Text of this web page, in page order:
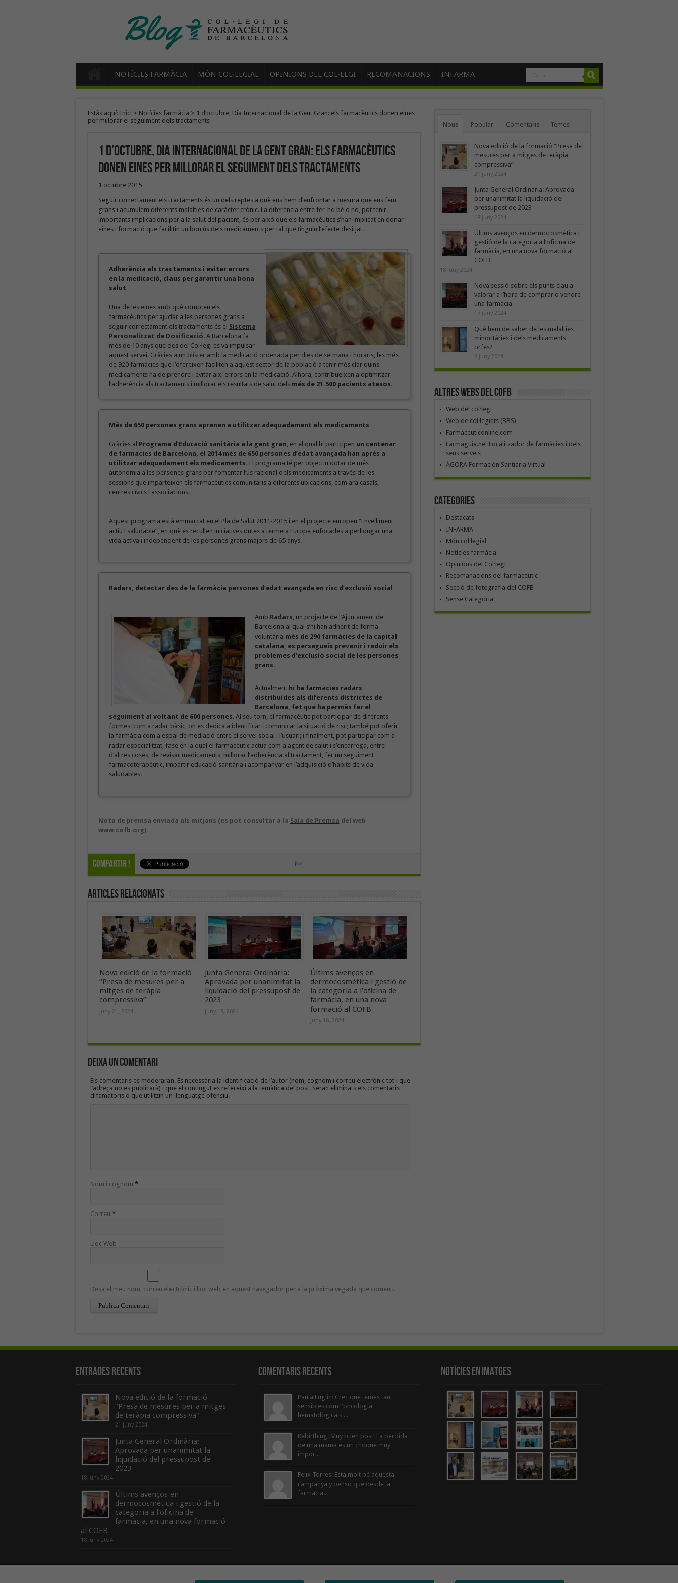
NOTÍCIES FARMÀCIA MÓN COL·LEGIAL OPINIONS DEL COL·LEGI RECOMANACIONS INFARMA
Estàs aquí: Inici > Notícies farmàcia > 1 d’octubre, Dia Internacional de la Gent Gran: els farmacèutics donen eines
per millorar el seguiment dels tractaments
1 d’octubre, Dia Internacional de la Gent Gran: els farmacèutics
donen eines per millorar el seguiment dels tractaments
1 octubre 2015
Seguir correctament els tractaments és un dels reptes a què ens hem d’enfrontar a mesura que ens fem
grans i acumulem diferents malalties de caràcter crònic. La diferència entre fer-ho bé o no, pot tenir
importants implicacions per a la salut del pacient, és per això que els farmacèutics s’han implicat en donar
eines i formació que facilitin un bon ús dels medicaments per tal que tinguin l’efecte desitjat.
Adherència als tractaments i evitar errors
en la medicació, claus per garantir una bona
salut
Una de les eines amb què compten els
farmacèutics per ajudar a les persones grans a
seguir correctament els tractaments és el Sistema
Personalitzat de Dosificació. A Barcelona fa
més de 10 anys que des del Col·legi es va impulsar
aquest servei. Gràcies a un blíster amb la medicació ordenada per dies de setmana i horaris, les més
de 920 farmàcies que l’ofereixen faciliten a aquest sector de la població a tenir més clar quins
medicaments ha de prendre i evitar així errors en la medicació. Alhora, contribueixen a optimitzar
l’adherència als tractaments i millorar els resultats de salut delsmés de 21.500 pacients atesos.
Més de 650 persones grans aprenen a utilitzar adequadament els medicaments
Gràcies al Programa d’Educació sanitària a la gent gran, en el qual hi participen un centenar
de farmàcies de Barcelona, el 2014 més de 650 persones d’edat avançada han après a
utilitzar adequadament els medicaments. El programa té per objectiu dotar de més
autonomia a les persones grans per fomentar l’ús racional dels medicaments a través de les
sessions que imparteixen els farmacèutics comunitaris a diferents ubicacions, com ara casals,
centres cívics i associacions.
Aquest programa està emmarcat en el Pla de Salut 2011-2015 i en el projecte europeu “Envelliment
actiu i saludable”, en què es recullen iniciatives dutes a terme a Europa enfocades a perllongar una
vida activa i independent de les persones grans majors de 65 anys.
Radars, detectar des de la farmàcia persones d’edat avançada en risc d’exclusió social
Amb Radars, un projecte de l’Ajuntament de
Barcelona al qual s’hi han adherit de forma
voluntària més de 290 farmàcies de la capital
catalana, es persegueix prevenir i reduir els
problemes d’exclusió social de les persones
grans.
Actualment hi ha farmàcies radars
distribuïdes als diferents districtes de
Barcelona, fet que ha permès fer el
seguiment al voltant de 600 persones. Al seu torn, el farmacèutic pot participar de diferents
formes: com a radar bàsic, on es dedica a identificar i comunicar la situació de risc; també pot oferir
la farmàcia com a espai de mediació entre el servei social i l’usuari; i finalment, pot participar com a
radar especialitzat, fase en la qual el farmacèutic actua com a agent de salut i s’encarrega, entre
d’altres coses, de revisar medicaments, millorar l’adherència al tractament, fer un seguiment
farmacoterapèutic, impartir educació sanitària i acompanyar en l’adquisició d’hàbits de vida
saludables.
Nota de premsa enviada als mitjans (es pot consultar a la Sala de Premsa del web
www.cofb.org).
Compartir !
Articles Relacionats
Nova edició de la formació
“Presa de mesures per a
mitges de teràpia
compressiva”
juny 21, 2024
Junta General Ordinària:
Aprovada per unanimitat la
liquidació del pressupost de
2023
juny 18, 2024
Últims avenços en
dermocosmètica i gestió de
la categoria a l’oficina de
farmàcia, en una nova
formació al COFB
juny 18, 2024
Deixa un Comentari
Els comentaris es moderaran. És necessària la identificació de l’autor (nom, cognom i correu electrònic tot i que
l’adreça no es publicarà) i que el contingut es refereixi a la temàtica del post. Seran eliminats els comentaris
difamatoris o que utilitzin un llenguatge ofensiu.
Nom i cognom *
Correu *
Lloc Web
Desa el meu nom, correu electrònic i lloc web en aquest navegador per a la pròxima vegada que comenti.
Nous Popular Comentaris Temes
Nova edició de la formació “Presa de
mesures per a mitges de teràpia
compressiva”
21 juny 2024
Junta General Ordinària: Aprovada
per unanimitat la liquidació del
pressupost de 2023
18 juny 2024
Últims avenços en dermocosmètica i
gestió de la categoria a l’oficina de
farmàcia, en una nova formació al
COFB
18 juny 2024
Nova sessió sobre els punts clau a
valorar a l’hora de comprar o vendre
una farmàcia
17 juny 2024
Què hem de saber de les malalties
minoritàries i dels medicaments
orfes?
3 juny 2024
Altres webs del COFB
Web del col·legi
Web de col·legiats (BBS)
Farmaceuticonline.com
Farmaguia.net Localitzador de farmàcies i dels
seus serveis
ÁGORA Formación Santiaria Virtual
Categories
Destacats
INFARMA
Món col·legial
Notícies farmàcia
Opinions del Col·legi
Recomanacions del farmacèutic
Secció de fotografia del COFB
Sense Categoria
Entrades recents
Nova edició de la formació
“Presa de mesures per a mitges
de teràpia compressiva”
21 juny 2024
Junta General Ordinària:
Aprovada per unanimitat la
liquidació del pressupost de
2023
18 juny 2024
Últims avenços en
dermocosmètica i gestió de la
categoria a l’oficina de
farmàcia, en una nova formació
al COFB
18 juny 2024
Comentaris Recents
Paula Luglin: Crec que temes tan
sensibles com l'oncologia
hematològica s'...
Rebirthing: Muy buen post! La perdida
de una mama es un choque muy
impor...
Felix Torres: Esta molt bé aquesta
campanya y penso que desde la
farmacia...
Notícies en Imatges